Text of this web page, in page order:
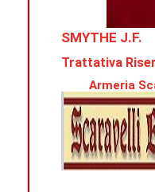
SMYTHE J.F.
Trattativa
Armeria